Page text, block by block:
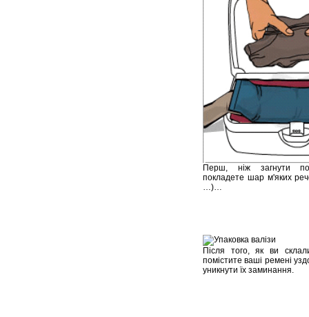
Перш, ніж загнути
покладете шар м'яких
…)…
Після того, як ви
помістите ваші ремені
уникнути їх заминання.